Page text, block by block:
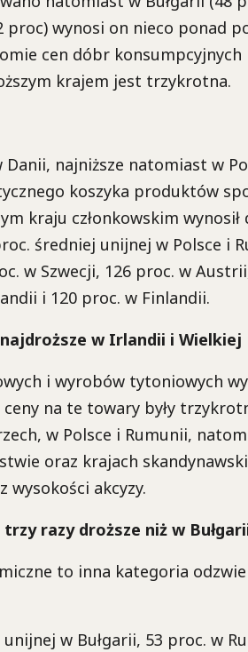
proc) wynosi on nieco ponad
cen dóbr konsumpcyjnych
krajem jest trzykrotna.
Danii, najniższe natomiast w
koszyka produktów
kraju członkowskim
średniej unijnej w Polsce i
w Szwecji, 126 proc. w
i 120 proc. w Finlandii.
w Irlandii i Wielkiej
i wyrobów tytoniowych
na te towary były
w Polsce i Rumunii,
oraz krajach
wysokości akcyzy.
razy droższe niż w
to inna kategoria
w Bułgarii, 53 proc. w